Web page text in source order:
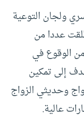
ولجان التوعية
عددا من
من الوقوع في
إلى تمكين
وحديثي الزواج
عالية.